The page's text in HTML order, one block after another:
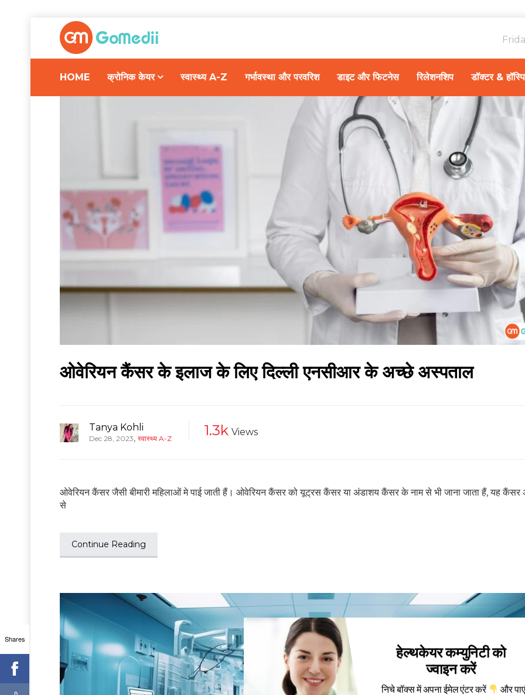
HOME क्रोनिक केयर स्वास्थ्य A-Z गर्भावस्था और परवरिश डाइट और फिटनेस रिलेशनशिप डॉक्टर &
ओवेरियन कैंसर के इलाज के लिए दिल्ली एनसीआर के अच्छे अस्पताल
Tanya Kohli
Dec 28, 2023, स्वास्थ्य A-Z 1.3k Views
ओवेरियन कैंसर जैसी बीमारी महिलाओं मे पाई जाती हैं। ओवेरियन कैंसर को यूट्रस कैंसर या अंडाशय कैंसर के नाम से भी जाना जाता हैं, यह कैंसर
से
Continue Reading
Shares
हेल्थकेयर कम्युनिटी को
ज्वाइन करें
निचे बॉक्स में अपना ईमेल एंटर करें
और